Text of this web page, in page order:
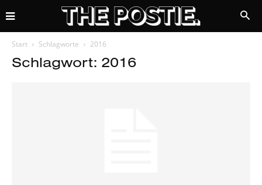
Start Schlagworte 2016
Schlagwort: 2016